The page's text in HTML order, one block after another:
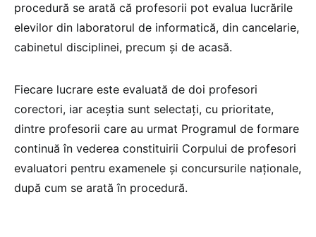
procedură se arată că profesorii pot evalua lucrările
elevilor din laboratorul de informatică, din cancelarie,
cabinetul disciplinei, precum și de acasă.
Fiecare lucrare este evaluată de doi profesori
corectori, iar aceștia sunt selectați, cu prioritate,
dintre profesorii care au urmat Programul de formare
continuă în vederea constituirii Corpului de profesori
evaluatori pentru examenele și concursurile naționale,
după cum se arată în procedură.